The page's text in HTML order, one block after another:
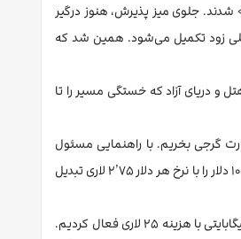
جلوی میز پذیرش، هنوز درگیر
زود تکمیل می‌شود. همین شد که
و دریای آزاد که خستگی مسیر را تا
گرجی بخریم. با راهنمایی مسئول
پذیرش، پیاده به سمت مرکز خرید «متروسیتی» راه افتادیم که فاصله چندانی با هتل نداشت. از صرافی نزدیک مرکز خرید، ۱۰۰ دلار را با نرخ هر دلار ۲٫۷۵ لاری تبدیل
داخل مرکز خرید، از نمایندگی «ژئوسل» یک سیم‌کارت به قیمت ۲۰ لاری خریدیم و برایش یک بسته اینترنت یک‌هفته‌ای ۶ گیگابایتی با هزینه ۲۵ لاری فعال کردیم.